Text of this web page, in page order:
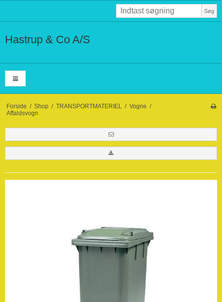
Søg
Hastrup & Co A/S
Forside / Shop / TRANSPORTMATERIEL / Vogne /
Affaldsvogn